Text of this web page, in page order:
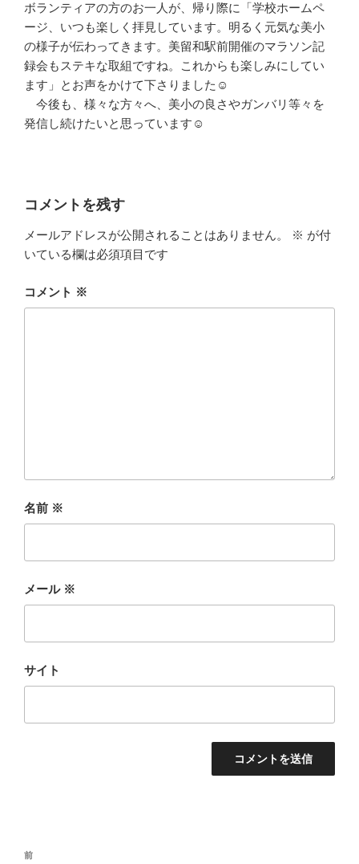
ボランティアの方のお一人が、帰り際に「学校ホームペ
ージ、いつも楽しく拝見しています。明るく元気な美小
の様子が伝わってきます。美留和駅前開催のマラソン記
録会もステキな取組ですね。これからも楽しみにしてい
ます」とお声をかけて下さりました☺
今後も、様々な方々へ、美小の良さやガンバリ等々を
発信し続けたいと思っています☺
コメントを残す
メールアドレスが公開されることはありません。 ※ が付
いている欄は必須項目です
コメント ※
名前 ※
メール ※
サイト
投
前
前